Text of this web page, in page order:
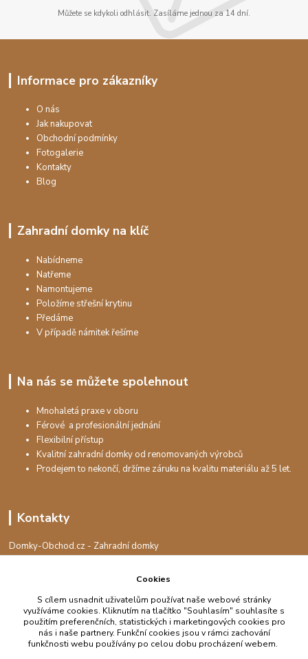
Můžete se kdykoli odhlásit. Zasíláme jednou za 14 dní.
Informace pro zákazníky
O nás
Jak nakupovat
Obchodní podmínky
Fotogalerie
Kontakty
Blog
Zahradní domky na klíč
Nabídneme
Natřeme
Namontujeme
Položíme střešní krytinu
Předáme
V případě námitek řešíme
Na nás se můžete spolehnout
Mnohaletá praxe v oboru
Férové a profesionální jednání
Flexibilní přístup
Kvalitní zahradní domky od renomovaných výrobců
Prodejem to nekončí, držíme záruku na kvalitu materiálu až 5 let.
Kontakty
Domky-Obchod.cz - Zahradní domky
+420 730 501 925
info@domky-obchod.cz
Cookies
S cílem usnadnit uživatelům používat naše webové stránky
využíváme cookies. Kliknutím na tlačítko "Souhlasím" souhlasíte s
použitím preferenčních, statistických i marketingových cookies pro
nás i naše partnery. Funkční cookies jsou v rámci zachování
funkčnosti webu používány po celou dobu procházení webem.